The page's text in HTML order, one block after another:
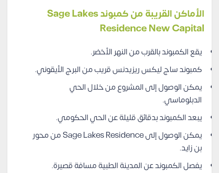
الأماكن القريبة من كمبوند Sage Lakes
Residence New Capital
يقع الكمبوند بالقرب من النهر الأخضر.
كمبوند ساج ليكس ريزيدنس قريب من البرج الأيقوني.
يمكن الوصول إلى المشروع من خلال الحي
الدبلوماسي.
يبعد الكمبوند بدقائق قليلة عن الحي الحكومي.
يمكن الوصول إلى Sage Lakes Residence من محور
بن زايد.
يفصل الكمبوند عن المدينة الطبية مسافة قصيرة.